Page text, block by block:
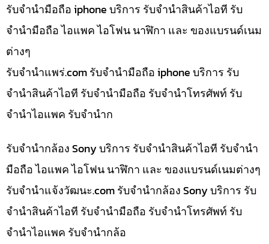
รับจำนำมือถือ iphone บริการ รับจำนำสินค้าไอที รับ
จำนำมือถือ ไอแพค ไอโฟน นาฬิกา และ ของแบรนด์เนม
ต่างๆ
รับจํานําแพร่.com รับจำนำมือถือ iphone บริการ รับ
จำนำสินค้าไอที รับจำนำมือถือ รับจำนำโทรศัพท์ รับ
จำนำไอแพค รับจำนำก
รับจำนำกล้อง Sony บริการ รับจำนำสินค้าไอที รับจำนำ
มือถือ ไอแพค ไอโฟน นาฬิกา และ ของแบรนด์เนมต่างๆ
รับจํานําแจ้งวัฒนะ.com รับจำนำกล้อง Sony บริการ รับ
จำนำสินค้าไอที รับจำนำมือถือ รับจำนำโทรศัพท์ รับ
จำนำไอแพค รับจำนำกล้อ